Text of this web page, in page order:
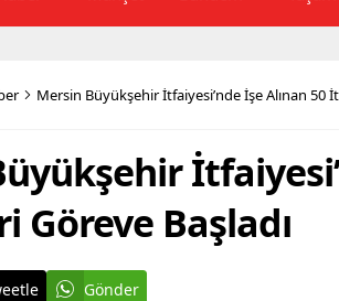
Mersin Büyükşehir İtfaiyesi’nde İşe Alınan 50
Göreve Başladı
Gönder